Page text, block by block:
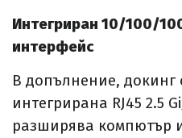
Интегриран 10/100/
интерфейс
В допълнение, докинг
интегрирана RJ45 2.5
разширява компютър